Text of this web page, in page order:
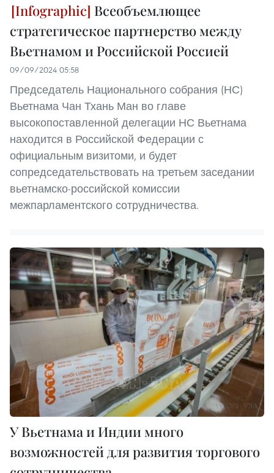
Всеобъемлющее
стратегическое партнерство между
Вьетнамом и Российской Россией
09/09/2024 05:58
Председатель Национального собрания (НС)
Вьетнама Чан Тхань Ман во главе
высокопоставленной делегации НС Вьетнама
находится в Российской Федерации с
официальным визитоми, и будет
сопредседательствовать на третьем заседании
вьетнамско-российской комиссии
межпарламентского сотрудничества.
У Вьетнама и Индии много
возможностей для развития торгового